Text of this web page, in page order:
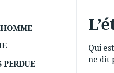
PERDUE
Qui
ne dit